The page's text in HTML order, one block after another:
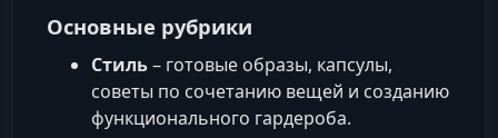
Основные рубрики
Стиль– готовые образы, капсулы,
советы по сочетанию вещей и созданию
функционального гардероба.